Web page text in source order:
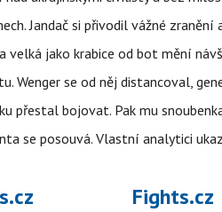
Jandač si přivodil vážné
jako krabice od bot mění
Wenger se od něj distancoval,
přestal bojovat. Pak mu
se posouvá. Vlastní analytici
Fights.cz